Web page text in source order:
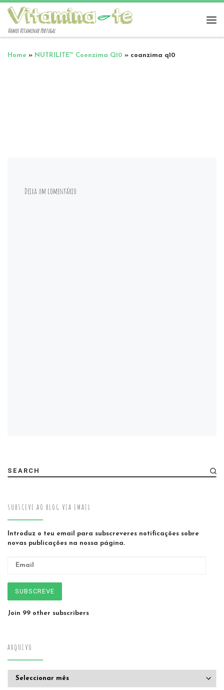
Vamos Vitaminar Portugal
Home » NUTRILITE™ Coenzima Q10 » coanzima q10
Deixa um comentário
SEARCH
SUBSCEVE AO BLOG VIA EMAIL
Introduz o teu email para subscreveres notificações sobre
novas publicações na nossa página.
SUBSCREVE
Join 99 other subscribers
ARQUIVO